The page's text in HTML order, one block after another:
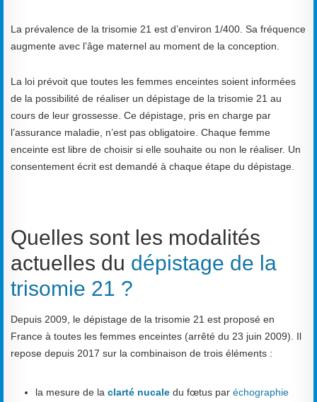
La prévalence de la trisomie 21 est d’environ 1/400. Sa fréquence
augmente avec l’âge maternel au moment de la conception.
La loi prévoit que toutes les femmes enceintes soient informées
de la possibilité de réaliser un dépistage de la trisomie 21 au
cours de leur grossesse. Ce dépistage, pris en charge par
l’assurance maladie, n’est pas obligatoire. Chaque femme
enceinte est libre de choisir si elle souhaite ou non le réaliser. Un
consentement écrit est demandé à chaque étape du dépistage.
Quelles sont les modalités
actuelles du dépistage de la
trisomie 21 ?
Depuis 2009, le dépistage de la trisomie 21 est proposé en
France à toutes les femmes enceintes (arrêté du 23 juin 2009). Il
repose depuis 2017 sur la combinaison de trois éléments :
la mesure de la clarté nucale du fœtus par échographie